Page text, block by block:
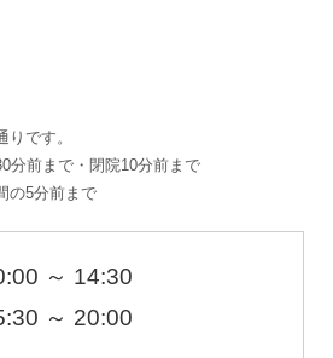
です。
分前まで・閉院10分前まで
の5分前まで
～ 14:30
～ 20:00